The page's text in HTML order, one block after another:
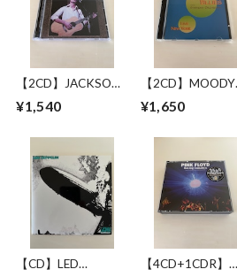
【2CD】JACKSON
BROWNE / LONG
BEACH 1978 MIKE
CASSETTES
¥1,540
【2CD】MOODY
BLUES WITH
SYMPHONY
JUNE 1993
¥1,650
【CD】LED
【4CD+1CDR】